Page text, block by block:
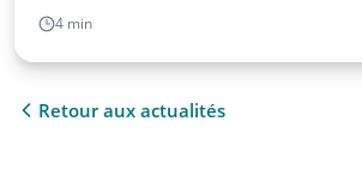
4 min
Retour aux actualités